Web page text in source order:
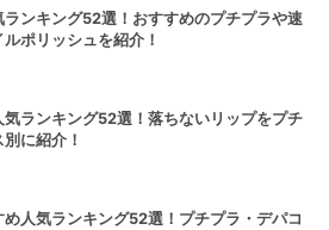
ランキング52選！おすすめのプチプラや速
ポリッシュを紹介！
気ランキング52選！落ちないリップをプチ
に紹介！
人気ランキング52選！プチプラ・デパコ